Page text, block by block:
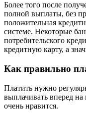
Более того после
полной выплаты, без
положительная
системе. Некоторые
потребительского
кредитную карту, а
Как правильно
Платить нужно
выплачивать вперед
очень нравится.